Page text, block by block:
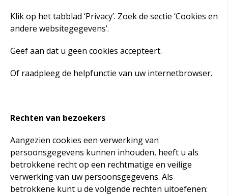
Klik op het tabblad ‘Privacy’. Zoek de sectie ‘Cookies en
andere websitegegevens’.
Geef aan dat u geen cookies accepteert.
Of raadpleeg de helpfunctie van uw internetbrowser.
Rechten van bezoekers
Aangezien cookies een verwerking van
persoonsgegevens kunnen inhouden, heeft u als
betrokkene recht op een rechtmatige en veilige
verwerking van uw persoonsgegevens. Als
betrokkene kunt u de volgende rechten uitoefenen: